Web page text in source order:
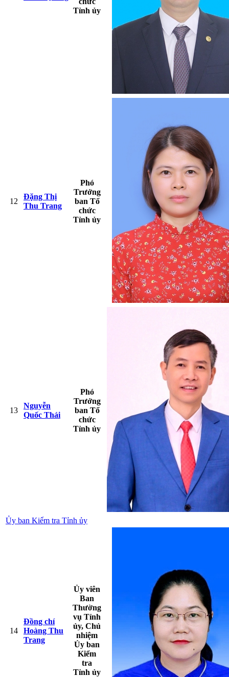
Tỉnh ủy
12
Đặng Thị
Thu Trang
Phó
Trưởng
ban Tổ
chức
Tỉnh ủy
13
Nguyễn
Quốc Thái
Phó
Trưởng
ban Tổ
chức
Tỉnh ủy
Ủy ban Kiểm tra Tỉnh ủy
14
Đồng chí
Hoàng Thu
Trang
Ủy viên
Ban
Thường
vụ Tỉnh
ủy, Chủ
nhiệm
Ủy ban
Kiểm
tra
Tỉnh ủy